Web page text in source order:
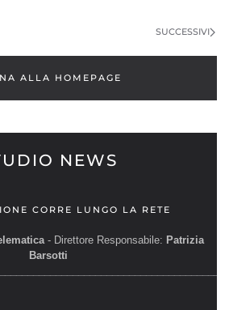
SUCCESSIVI
ALLA HOMEPAGE
NEWS
CORRE LUNGO LA RETE
- Direttore Responsabile: Patrizia
Barsotti